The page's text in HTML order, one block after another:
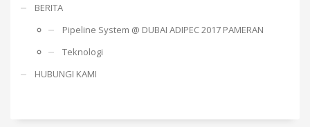
BERITA
Pipeline System @ DUBAI ADIPEC 2017 PAMERAN
Teknologi
HUBUNGI KAMI